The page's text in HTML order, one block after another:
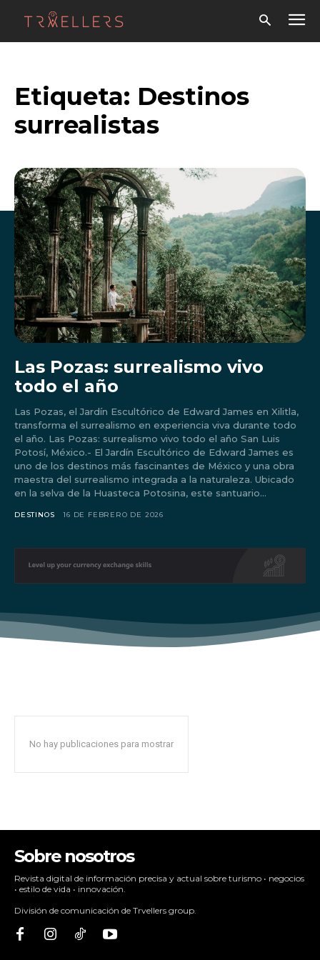
out!
Sing up for our newsletter
Etiqueta: Destinos
surrealistas
Las Pozas: surrealismo vivo
todo el año
Las Pozas, el Jardín Escultórico de Edward James en Xilitla,
transforma el surrealismo en experiencia viva durante todo
el año. Las Pozas: surrealismo vivo todo el año San Luis
Potosí, México.- El Jardín Escultórico de Edward James es
uno de los destinos más fascinantes de México y una obra
maestra del surrealismo integrada a la naturaleza. Ubicado
en la selva de la Huasteca Potosina, este santuario...
DESTINOS 16 DE FEBRERO DE 2026
No hay publicaciones para mostrar
Sobre nosotros
Revista digital de información precisa y actual sobre turismo • negocios
• estilo de vida • innovación.
División de comunicación de Trvellers group.